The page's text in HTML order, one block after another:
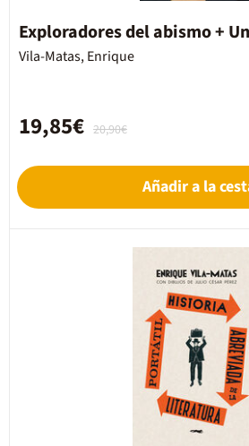
Exploradores del abismo +
Vila-Matas, Enrique
20,90€
19,85€
Añadir a la